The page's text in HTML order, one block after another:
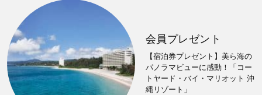
会員プレゼント
【宿泊券プレゼント】美ら海の
パノラマビューに感動！「コー
トヤード・バイ・マリオット 沖
縄リゾート」